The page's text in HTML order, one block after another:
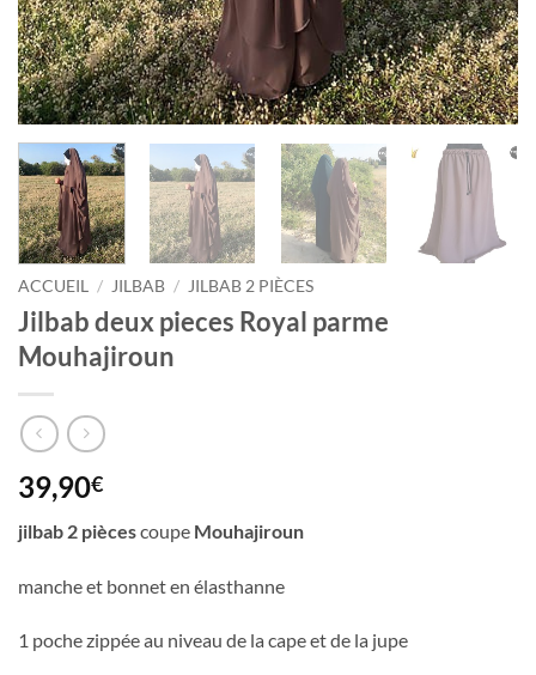
ACCUEIL / JILBAB / JILBAB 2 PIÈCES
Jilbab deux pieces Royal parme
Mouhajiroun
39,90€
jilbab 2 piècescoupe Mouhajiroun
manche et bonnet en élasthanne
1 poche zippée au niveau de la cape et de la jupe